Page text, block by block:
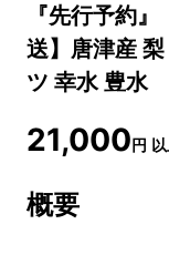
『先行予約
送】唐津産
ツ 幸水 豊水
21,000円
概要